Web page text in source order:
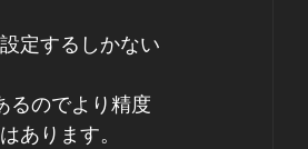
定するしかない
るのでより精度
あります。